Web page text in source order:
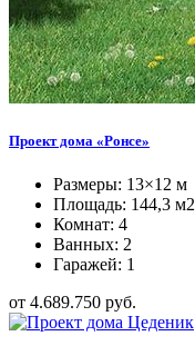
Проект дома «Ронсе»
Размеры: 13×12 м
Площадь: 144,3 м2
Комнат: 4
Ванных: 2
Гаражей: 1
от 4.689.750 руб.